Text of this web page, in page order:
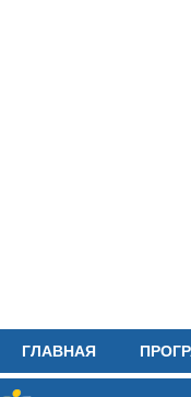
ГЛАВНАЯ